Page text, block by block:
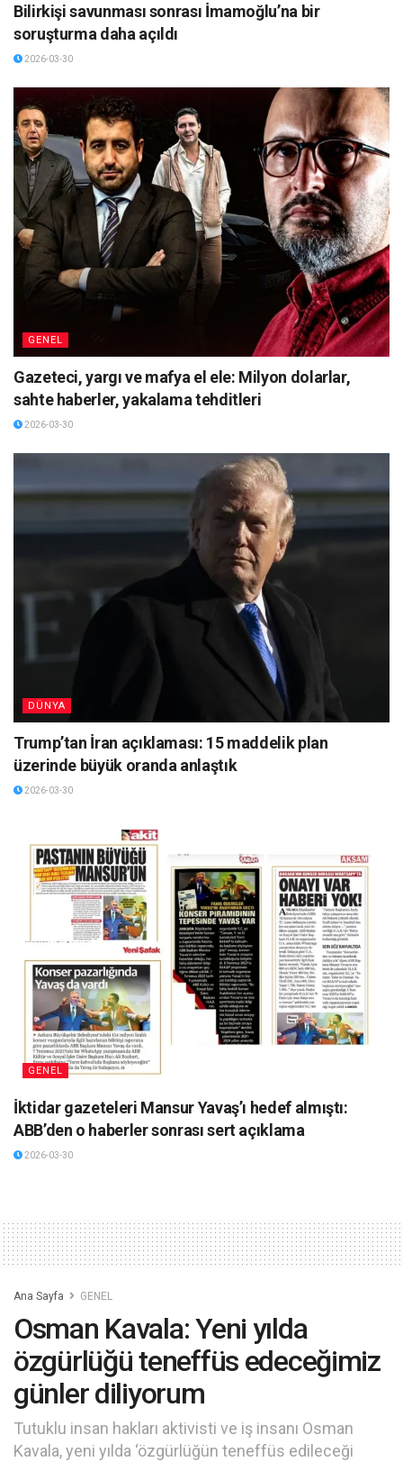
Bilirkişi savunması sonrası İmamoğlu’na bir
soruşturma daha açıldı
2026-03-30
GENEL
Gazeteci, yargı ve mafya el ele: Milyon dolarlar,
sahte haberler, yakalama tehditleri
2026-03-30
DÜNYA
Trump’tan İran açıklaması: 15 maddelik plan
üzerinde büyük oranda anlaştık
2026-03-30
GENEL
İktidar gazeteleri Mansur Yavaş’ı hedef almıştı:
ABB’den o haberler sonrası sert açıklama
2026-03-30
Ana Sayfa GENEL
Osman Kavala: Yeni yılda
özgürlüğü teneffüs edeceğimiz
günler diliyorum
Tutuklu insan hakları aktivisti ve iş insanı Osman
Kavala, yeni yılda ‘özgürlüğün teneffüs edileceği